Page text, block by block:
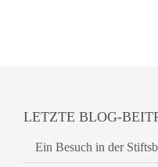
LETZTE BLOG-
Ein Besuch in der